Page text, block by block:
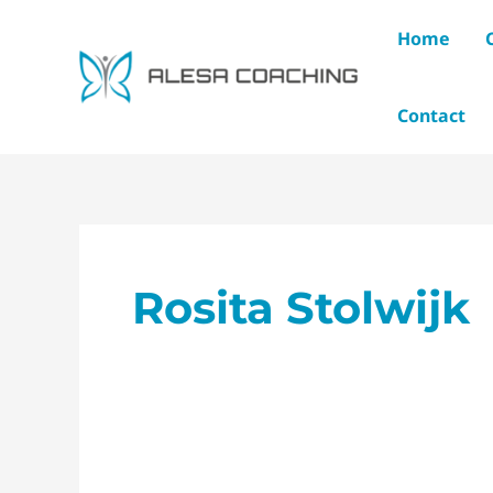
Home
Contact
Rosita Stolwijk